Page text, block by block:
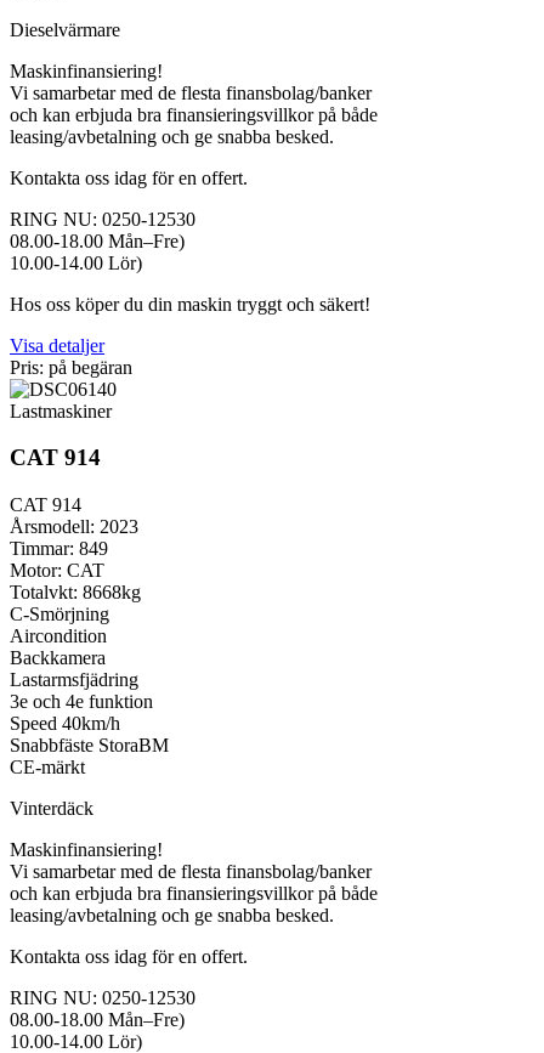
Dieselvärmare
Maskinfinansiering!
Vi samarbetar med de flesta finansbolag/banker
och kan erbjuda bra finansieringsvillkor på både
leasing/avbetalning och ge snabba besked.
Kontakta oss idag för en offert.
RING NU: 0250-12530
08.00-18.00 Mån–Fre)
10.00-14.00 Lör)
Hos oss köper du din maskin tryggt och säkert!
Visa detaljer
Pris: på begäran
Lastmaskiner
CAT 914
CAT 914
Årsmodell: 2023
Timmar: 849
Motor: CAT
Totalvkt: 8668kg
C-Smörjning
Aircondition
Backkamera
Lastarmsfjädring
3e och 4e funktion
Speed 40km/h
Snabbfäste StoraBM
CE-märkt
Vinterdäck
Maskinfinansiering!
Vi samarbetar med de flesta finansbolag/banker
och kan erbjuda bra finansieringsvillkor på både
leasing/avbetalning och ge snabba besked.
Kontakta oss idag för en offert.
RING NU: 0250-12530
08.00-18.00 Mån–Fre)
10.00-14.00 Lör)